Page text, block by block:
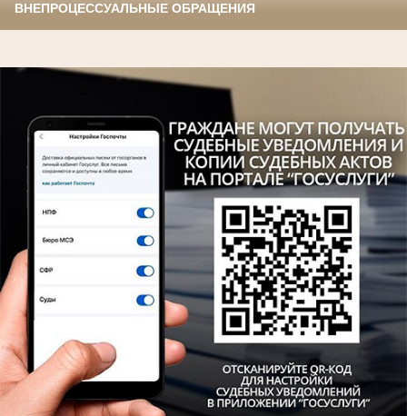
ВНЕПРОЦЕССУАЛЬНЫЕ ОБРАЩЕНИЯ